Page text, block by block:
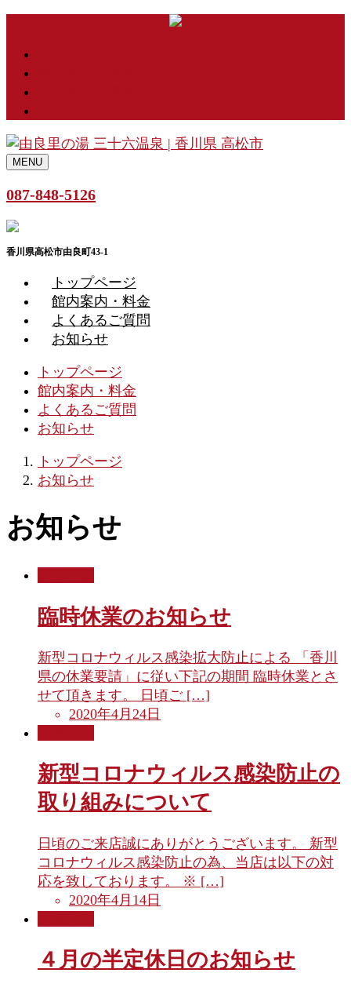
MENU
087-848-5126
香川県高松市由良町43-1
トップページ
館内案内・料金
よくあるご質問
お知らせ
トップページ
館内案内・料金
よくあるご質問
お知らせ
トップページ
お知らせ
お知らせ
臨時休業のお知らせ
新型コロナウィルス感染拡大防止による 「香川
県の休業要請」に従い下記の期間 臨時休業とさ
せて頂きます。 日頃ご […]
2020年4月24日
新型コロナウィルス感染防止の
取り組みについて
日頃のご来店誠にありがとうございます。 新型
コロナウィルス感染防止の為、当店は以下の対
応を致しております。 ※ […]
2020年4月14日
４月の半定休日のお知らせ